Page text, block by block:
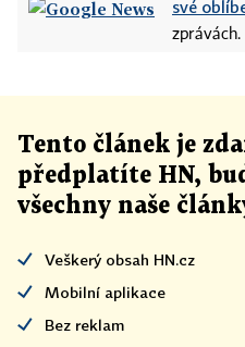
své
zprávách.
Tento článek je
předplatíte HN,
všechny naše
Veškerý obsah HN.cz
Mobilní aplikace
Bez reklam